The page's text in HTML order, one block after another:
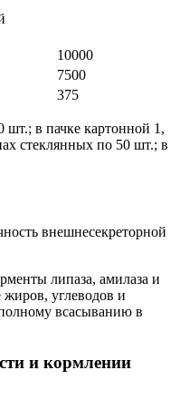
10000
7500
375
шт.; в пачке картонной 1,
стеклянных по 50 шт.; в
внешнесекреторной
липаза, амилаза и
жиров, углеводов и
всасыванию в
и кормлении